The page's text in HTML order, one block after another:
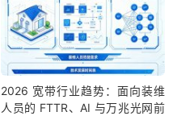
2026 宽带行业趋势：面向装维
人员的 FTTR、AI 与万兆光网前